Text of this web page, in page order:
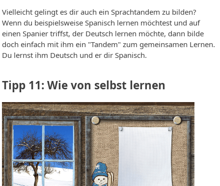
Vielleicht gelingt es dir auch ein Sprachtandem zu bilden?
Wenn du beispielsweise Spanisch lernen möchtest und auf
einen Spanier triffst, der Deutsch lernen möchte, dann bilde
doch einfach mit ihm ein "Tandem" zum gemeinsamen Lernen.
Du lernst ihm Deutsch und er dir Spanisch.
Tipp 11: Wie von selbst lernen